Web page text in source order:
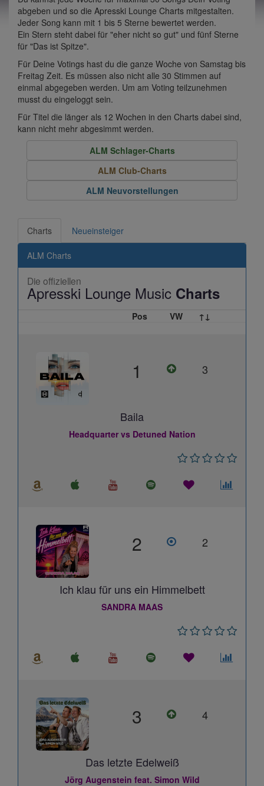
abgeben und so die Apresski Lounge Charts mitgestalten.
Jeder Song kann mit 1 bis 5 Sterne bewertet werden.
Ein Stern steht dabei für "eher nicht so gut" und fünf Sterne
für "Das ist Spitze".
Für Deine Votings hast du die ganze Woche von Samstag bis
Freitag Zeit. Es müssen also nicht alle 30 Stimmen auf
einmal abgegeben werden. Um am Voting teilzunehmen
musst du eingeloggt sein.
Für Titel die länger als 12 Wochen in den Charts dabei sind,
kann nicht mehr abgesimmt werden.
ALM Schlager-Charts
ALM Club-Charts
ALM Neuvorstellungen
Charts Neueinsteiger
ALM Charts
Die offiziellen
Apresski Lounge Music Charts
Pos VW ↑↓
1 3
Baila
Headquarter vs Detuned Nation
2 2
Ich klau für uns ein Himmelbett
SANDRA MAAS
3 4
Das letzte Edelweiß
Jörg Augenstein feat. Simon Wild